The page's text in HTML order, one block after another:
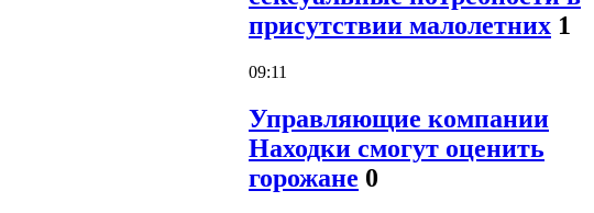
присутствии малолетних 1
09:11
Управляющие компании
Находки смогут оценить
горожане 0